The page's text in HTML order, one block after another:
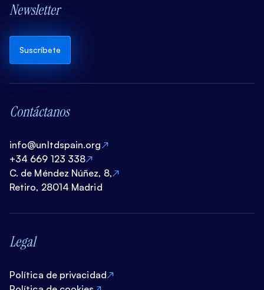
Contáctanos
info@unltdspain.org
+34 669 123 338
C. de Méndez Núñez, 8,
Retiro, 28014 Madrid
Legal
Política de privacidad
Newsletter
Suscríbete